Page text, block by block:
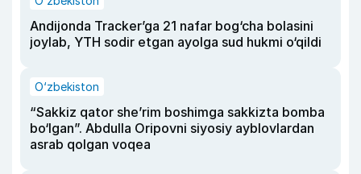
Andijonda Tracker’ga 21 nafar bog‘cha bolasini
joylab, YTH sodir etgan ayolga sud hukmi o‘qildi
O‘zbekiston
“Sakkiz qator she’rim boshimga sakkizta bomba
bo‘lgan”. Abdulla Oripovni siyosiy ayblovlardan
asrab qolgan voqea